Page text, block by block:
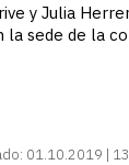
y Julia
la sede de la
01.10.2019 |